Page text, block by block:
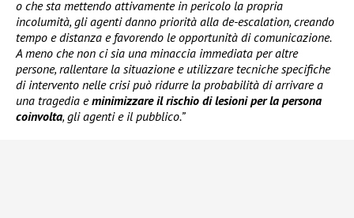
o che sta mettendo attivamente in pericolo la propria
incolumità, gli agenti danno priorità alla de-escalation, creando
tempo e distanza e favorendo le opportunità di comunicazione.
A meno che non ci sia una minaccia immediata per altre
persone, rallentare la situazione e utilizzare tecniche specifiche
di intervento nelle crisi può ridurre la probabilità di arrivare a
una tragedia eminimizzare il rischio di lesioni per la persona
coinvolta, gli agenti e il pubblico.”